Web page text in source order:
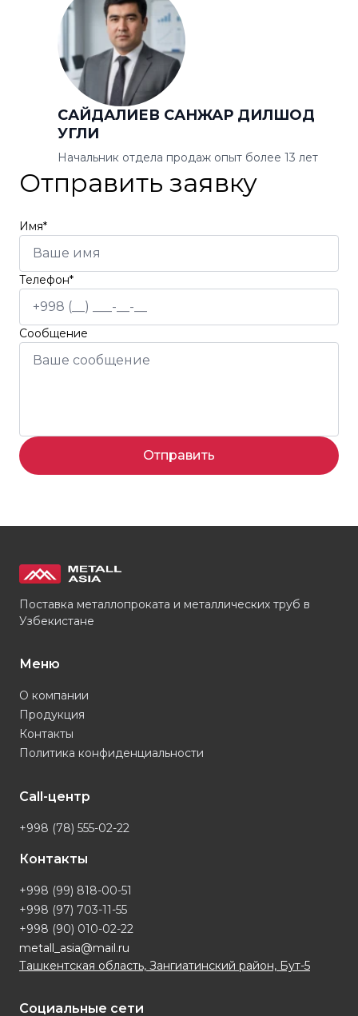
САЙДАЛИЕВ САНЖАР ДИЛШОД
УГЛИ
Начальник отдела продаж опыт более 13 лет
Отправить заявку
Имя*
Телефон*
Сообщение
Отправить
Поставка металлопроката и металлических труб в
Узбекистане
Меню
О компании
Продукция
Контакты
Политика конфиденциальности
Call-центр
+998 (78) 555-02-22
Контакты
+998 (99) 818-00-51
+998 (97) 703-11-55
+998 (90) 010-02-22
metall_asia@mail.ru
Ташкентская область, Зангиатинский район, Бут-5
Социальные сети